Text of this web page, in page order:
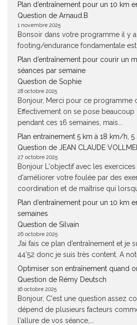
Plan d’entraînement pour un 10 km
Question de Arnaud.B
1 novembre 2025
Bonsoir dans votre programme il y
footing/endurance fondamentale
Plan d’entraînement pour courir un
séances par semaine
Question de Sophie
28 octobre 2025
Bonjour, Merci pour ce programme
Effectivement on se pose beaucoup
pendant ces 16 semaines, mais...
Plan entrainement 5 km à 18 km/h,
Question de JEAN CLAUDE
27 octobre 2025
Bonjour L'objectif avec les
d'améliorer votre foulée par des
coordination et de maîtrise qui
Plan d’entraînement pour un 10 km
semaines
Question de Silvain
26 octobre 2025
J’ai fais ce plan d’entraînement et je
44’52 donc je suis très content. A
Optimiser son entraînement quand
Question de Rémy Deutsch
16 octobre 2025
Bonjour, C'est une question assez
dépend de plusieurs facteurs
l'allure de vos séance,...